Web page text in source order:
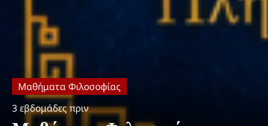
Μαθήματα Φιλοσοφίας
3 εβδομάδες πριν